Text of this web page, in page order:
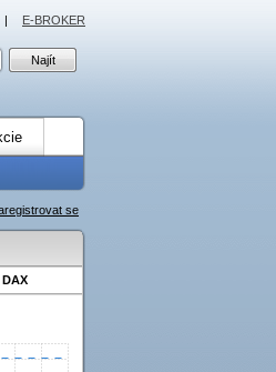
se
DAX
| E-BROKER